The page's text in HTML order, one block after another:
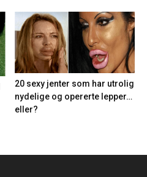
20 sexy jenter som har utrolig
nydelige og opererte lepper…
eller?